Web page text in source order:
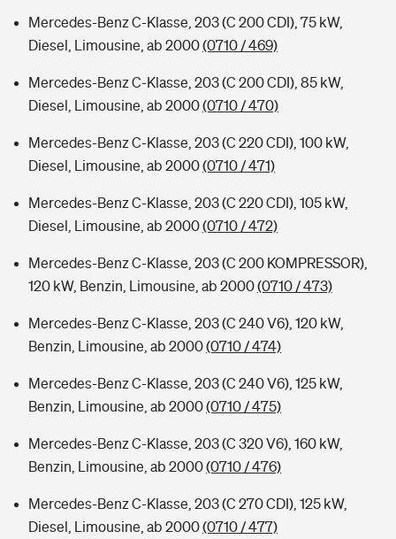
Mercedes-Benz C-Klasse, 203 (C 200 CDI), 75 kW,
Diesel, Limousine, ab 2000(0710 / 469)
Mercedes-Benz C-Klasse, 203 (C 200 CDI), 85 kW,
Diesel, Limousine, ab 2000(0710 / 470)
Mercedes-Benz C-Klasse, 203 (C 220 CDI), 100 kW,
Diesel, Limousine, ab 2000(0710 / 471)
Mercedes-Benz C-Klasse, 203 (C 220 CDI), 105 kW,
Diesel, Limousine, ab 2000(0710 / 472)
Mercedes-Benz C-Klasse, 203 (C 200 KOMPRESSOR),
120 kW, Benzin, Limousine, ab 2000(0710 / 473)
Mercedes-Benz C-Klasse, 203 (C 240 V6), 120 kW,
Benzin, Limousine, ab 2000(0710 / 474)
Mercedes-Benz C-Klasse, 203 (C 240 V6), 125 kW,
Benzin, Limousine, ab 2000(0710 / 475)
Mercedes-Benz C-Klasse, 203 (C 320 V6), 160 kW,
Benzin, Limousine, ab 2000(0710 / 476)
Mercedes-Benz C-Klasse, 203 (C 270 CDI), 125 kW,
Diesel, Limousine, ab 2000(0710 / 477)